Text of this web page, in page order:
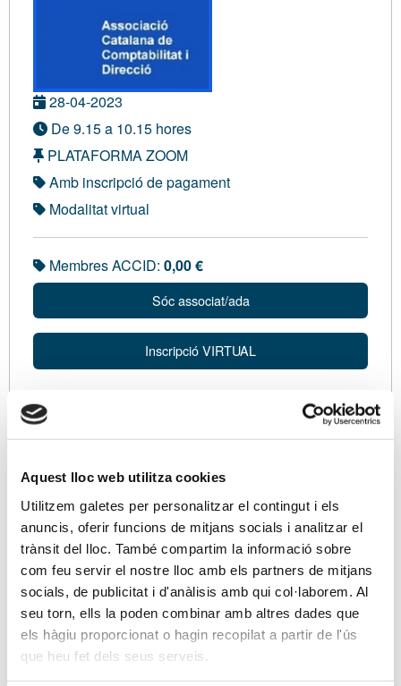
Aquest lloc web utilitza cookies
Utilitzem galetes per personalitzar el contingut i els
anuncis, oferir funcions de mitjans socials i analitzar el
trànsit del lloc. També compartim la informació sobre
com feu servir el nostre lloc amb els partners de mitjans
socials, de publicitat i d'anàlisis amb qui col·laborem. Al
seu torn, ells la poden combinar amb altres dades que
els hàgiu proporcionat o hagin recopilat a partir de l'ús
que heu fet dels seus serveis.
28-04-2023
De 9.15 a 10.15 hores
PLATAFORMA ZOOM
Amb inscripció de pagament
Modalitat virtual
Membres ACCID: 0,00 €
Sóc associat/ada
Inscripció VIRTUAL
Descripció
Joan Torres
, president de l’APttCB.
Montserrat Casanovas,
presidenta de l’ACCID
Ponents
Francesc Gómez Valls, economista. Professor
titular de la Universitat Autònoma de Barcelona.
Coordinador del Màster Universitari en Auditoria de
Comptes i Comptabilitat de la UAB-CEC. President